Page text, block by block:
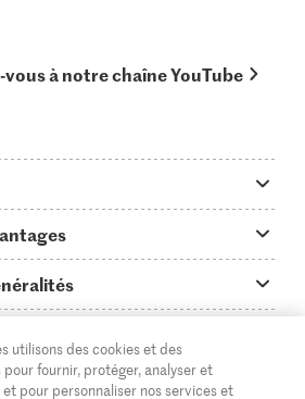
à notre chaîne YouTube
Migusto
utilisons des cookies et des
fournir, protéger, analyser et
pour personnaliser nos services et